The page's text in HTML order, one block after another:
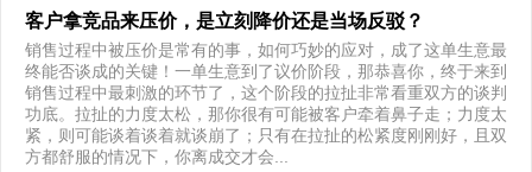
客户拿竞品来压价，是立刻降价还是当场反驳？
销售过程中被压价是常有的事，如何巧妙的应对，成了这单生意最
终能否谈成的关键！一单生意到了议价阶段，那恭喜你，终于来到
销售过程中最刺激的环节了，这个阶段的拉扯非常看重双方的谈判
功底。拉扯的力度太松，那你很有可能被客户牵着鼻子走；力度太
紧，则可能谈着谈着就谈崩了；只有在拉扯的松紧度刚刚好，且双
方都舒服的情况下，你离成交才会...